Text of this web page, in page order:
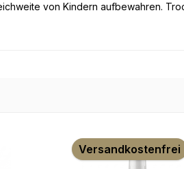
von Kindern aufbewahren.
Versandkostenfrei